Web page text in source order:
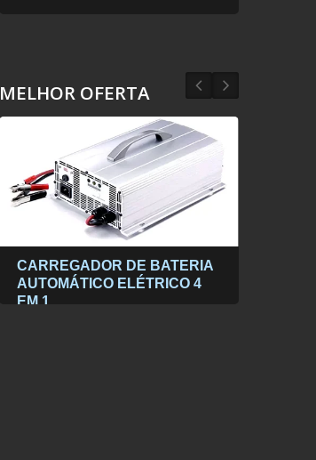
MELHOR OFERTA
CARREGADOR DE BATERIA
AUTOMÁTICO ELÉTRICO 4
EM 1